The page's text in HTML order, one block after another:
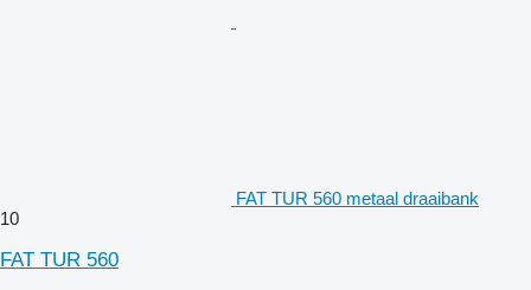
FAT TUR 560 metaal draaibank
10
FAT TUR 560